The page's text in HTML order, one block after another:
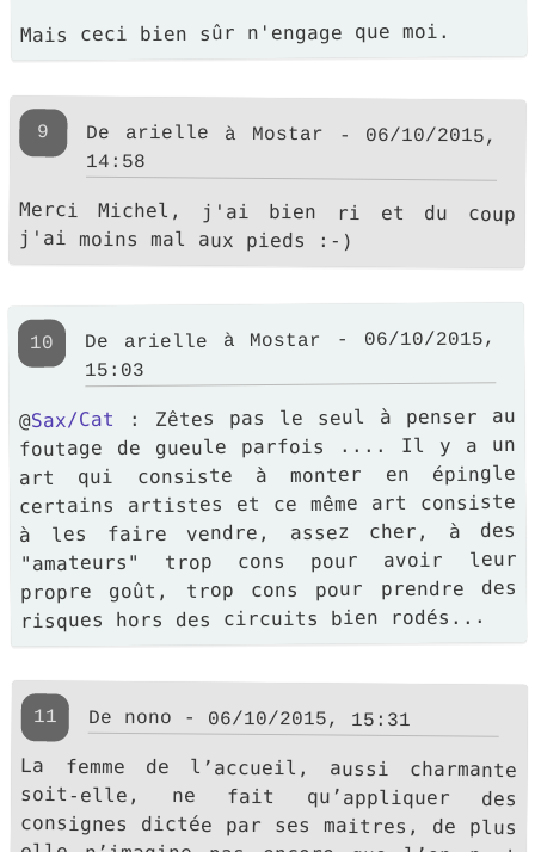
Mais ceci bien sûr n'engage que moi.
9 De arielle à Mostar - 06/10/2015,
14:58
Merci Michel, j'ai bien ri et du coup
j'ai moins mal aux pieds :-)
10 De arielle à Mostar - 06/10/2015,
15:03
@Sax/Cat : Zêtes pas le seul à penser au
foutage de gueule parfois .... Il y a un
art qui consiste à monter en épingle
certains artistes et ce même art consiste
à les faire vendre, assez cher, à des
"amateurs" trop cons pour avoir leur
propre goût, trop cons pour prendre des
risques hors des circuits bien rodés...
11 De nono - 06/10/2015, 15:31
La femme de l’accueil, aussi charmante
soit-elle, ne fait qu’appliquer des
consignes dictée par ses maitres, de plus
elle n’imagine pas encore que l’on peut
de nos jours faire des photos de bonne
qualité avec un équipement très peu